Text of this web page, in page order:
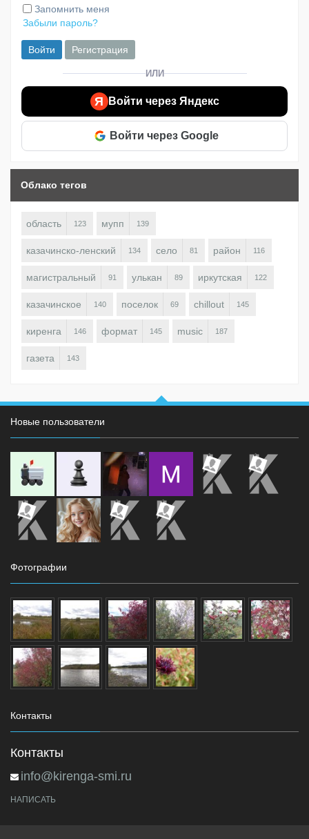
Запомнить меня
Забыли пароль?
Войти Регистрация
ИЛИ
Я Войти через Яндекс
Войти через Google
Облако тегов
область 123 мупп 139
казачинско-ленский 134 село 81 район 116
магистральный 91 улькан 89 иркутская 122
казачинское 140 поселок 69 chillout 145
киренга 146 формат 145 music 187
газета 143
Новые пользователи
Фотографии
Контакты
Контакты
info@kirenga-smi.ru
НАПИСАТЬ